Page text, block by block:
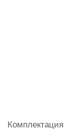
Комплектация